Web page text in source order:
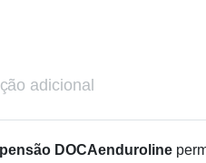
adicional
DOCAenduroline